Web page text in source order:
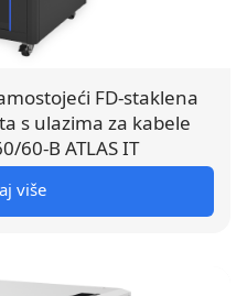
FD-staklena
s ulazima za kabele
60-B ATLAS IT
više